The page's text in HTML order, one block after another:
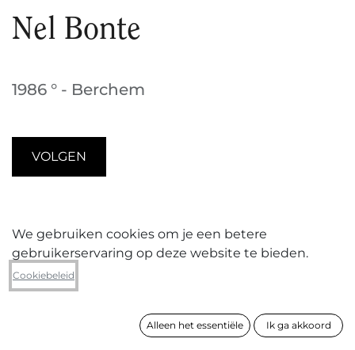
Nel Bonte
1986 ° - Berchem
VOLGEN
Antwerpen)gaat in haar werk op zoek naar de
grens tussen sculptuur, architectuur en
scenografie. Haar installaties en objecten bestaan
ontleent aan dagdagelijkse voorwerpen die haar
pad kruisen. Nel transformeert elk ‘objet trouvé’ tot
We gebruiken cookies om je een betere
gebruikerservaring op deze website te bieden.
Cookiebeleid
Alleen het essentiële Ik ga akkoord